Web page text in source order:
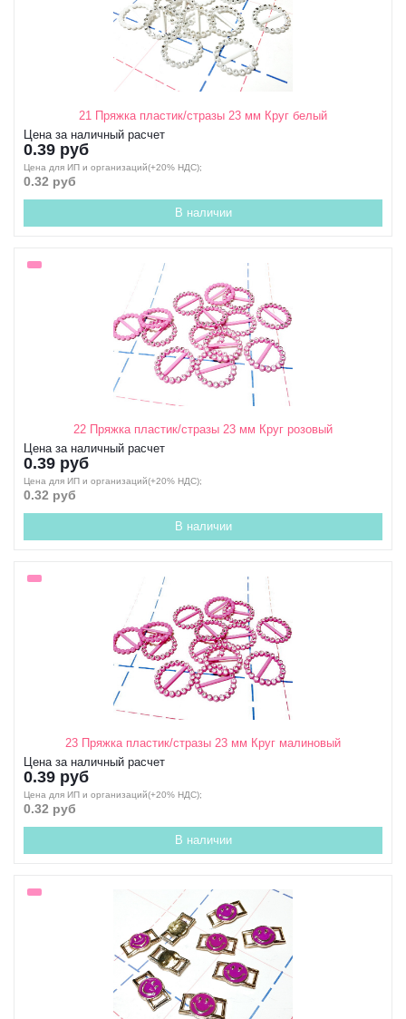
21 Пряжка пластик/стразы 23 мм Круг белый
Цена за наличный расчет
0.39 руб
Цена для ИП и организаций(+20% НДС);
0.32 руб
В наличии
22 Пряжка пластик/стразы 23 мм Круг розовый
Цена за наличный расчет
0.39 руб
Цена для ИП и организаций(+20% НДС);
0.32 руб
В наличии
23 Пряжка пластик/стразы 23 мм Круг малиновый
Цена за наличный расчет
0.39 руб
Цена для ИП и организаций(+20% НДС);
0.32 руб
В наличии